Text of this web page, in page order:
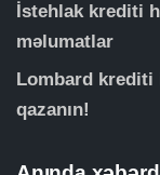
İstehlak krediti
məlumatlar
Lombard krediti
qazanın!